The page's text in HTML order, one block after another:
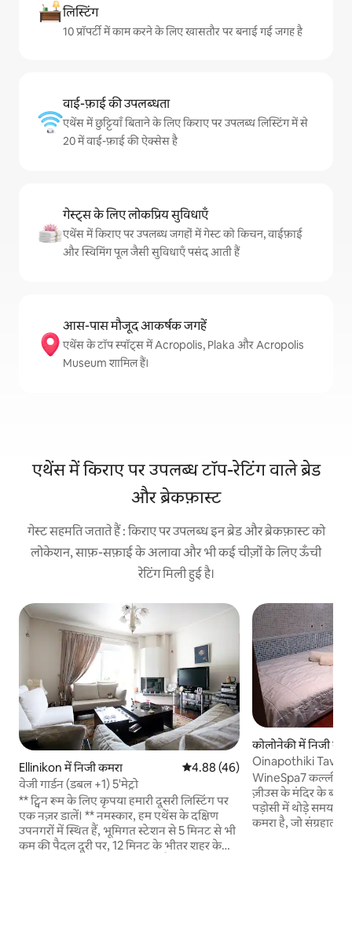
लिस्टिंग
10 प्रॉपर्टी में काम करने के लिए खासतौर पर बनाई गई जगह है
वाई-फ़ाई की उपलब्धता
एथेंस में छुट्टियाँ बिताने के लिए किराए पर उपलब्ध लिस्टिंग में से
20 में वाई-फ़ाई की ऐक्सेस है
गेस्ट्स के लिए लोकप्रिय सुविधाएँ
एथेंस में किराए पर उपलब्ध जगहों में गेस्ट को किचन, वाईफ़ाई
और स्विमिंग पूल जैसी सुविधाएँ पसंद आती हैं
आस-पास मौजूद आकर्षक जगहें
एथेंस के टॉप स्पॉट्स में Acropolis, Plaka और Acropolis
Museum शामिल हैं।
एथेंस में किराए पर उपलब्ध टॉप-रेटिंग वाले ब्रेड
और ब्रेकफ़ास्ट
गेस्ट सहमति जताते हैं : किराए पर उपलब्ध इन ब्रेड और ब्रेकफ़ास्ट को
लोकेशन, साफ़-सफ़ाई के अलावा और भी कई चीज़ों के लिए ऊँची
रेटिंग मिली हुई है।
Ellinikon में निजी कमरा औसत रेटिंग 5 में से 4.88, 46 समीक्षाएँ
4.88 (46)
वेजी गार्डन (डबल +1) 5'मेट्रो
** ट्विन रूम के लिए कृपया हमारी दूसरी लिस्टिंग पर
एक नज़र डालें। ** नमस्कार, हम एथेंस के दक्षिण
उपनगरों में स्थित हैं, भूमिगत स्टेशन से 5 मिनट से भी
कम की पैदल दूरी पर, 12 मिनट के भीतर शहर के
कोलोनेकी में निजी
Oinapothiki
WineSpa7
ज़ीउस के मंदिर के
पड़ोसी में थोड़े समय के
कमरा है, जो